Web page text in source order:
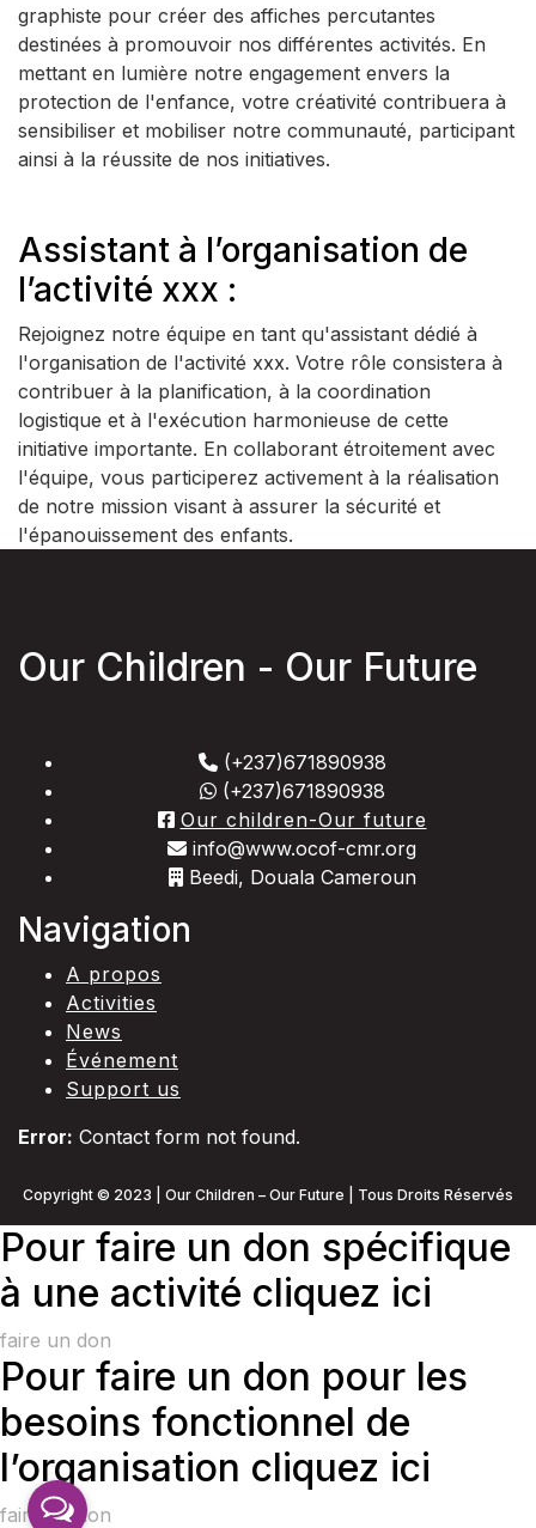
graphiste pour créer des affiches percutantes
destinées à promouvoir nos différentes activités. En
mettant en lumière notre engagement envers la
protection de l'enfance, votre créativité contribuera à
sensibiliser et mobiliser notre communauté, participant
ainsi à la réussite de nos initiatives.
Assistant à l’organisation de
l’activité xxx :
Rejoignez notre équipe en tant qu'assistant dédié à
l'organisation de l'activité xxx. Votre rôle consistera à
contribuer à la planification, à la coordination
logistique et à l'exécution harmonieuse de cette
initiative importante. En collaborant étroitement avec
l'équipe, vous participerez activement à la réalisation
de notre mission visant à assurer la sécurité et
l'épanouissement des enfants.
Our Children - Our Future
(+237)671890938
(+237)671890938
Our children-Our future
info@www.ocof-cmr.org
Beedi, Douala Cameroun
Navigation
A propos
Activities
News
Événement
Support us
Error: Contact form not found.
Copyright © 2023 | Our Children – Our Future | Tous Droits Réservés
Pour faire un don spécifique
à une activité cliquez ici
faire un don
Pour faire un don pour les
besoins fonctionnel de
l’organisation cliquez ici
faire un don